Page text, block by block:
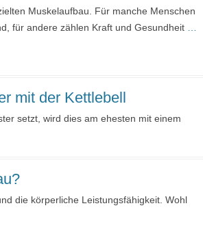
Muskelaufbau. Für manche Menschen
für andere zählen Kraft und Gesundheit
mit der Kettlebell
setzt, wird dies am ehesten mit einem
die körperliche Leistungsfähigkeit. Wohl